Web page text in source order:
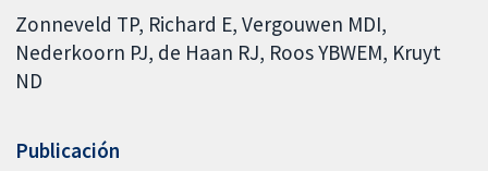
Zonneveld TP Richard E Vergouwen MDI
Nederkoorn PJ de Haan RJ Roos YBWEM Kruyt
ND
Publicación